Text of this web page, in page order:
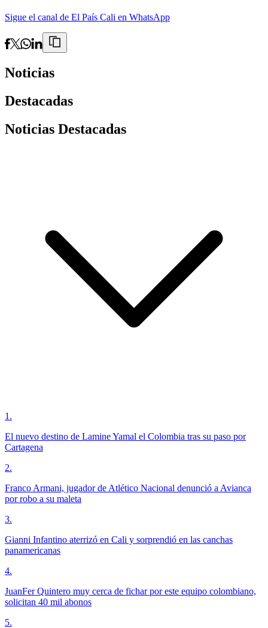
Sigue el canal de El País Cali en WhatsApp
Noticias
Destacadas
Noticias Destacadas
1 .
El nuevo destino de Lamine Yamal el Colombia tras su paso por
Cartagena
2.
Franco Armani, jugador de Atlético Nacional denunció a Avianca
por robo a su maleta
3.
Gianni Infantino aterrizó en Cali y sorprendió en las canchas
panamericanas
4.
JuanFer Quintero muy cerca de fichar por este equipo colombiano,
solicitan 40 mil abonos
5.